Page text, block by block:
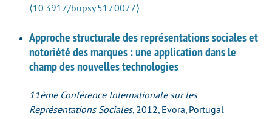
⟨10.3917/bupsy.517.0077⟩
Approche structurale des représentations sociales et
notoriété des marques : une application dans le
champ des nouvelles technologies
11ème Conférence Internationale sur les
Représentations Sociales, 2012, Evora, Portugal